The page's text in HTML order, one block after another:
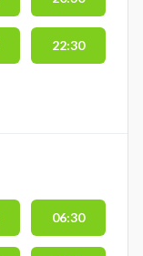
22:30
06:30